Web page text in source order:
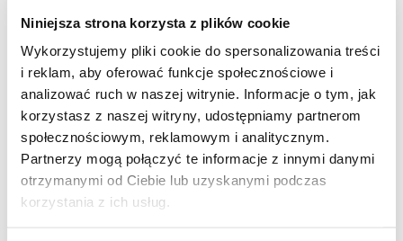
Niniejsza strona korzysta z plików cookie
Wykorzystujemy pliki cookie do spersonalizowania treści
i reklam, aby oferować funkcje społecznościowe i
analizować ruch w naszej witrynie. Informacje o tym, jak
korzystasz z naszej witryny, udostępniamy partnerom
społecznościowym, reklamowym i analitycznym.
Partnerzy mogą połączyć te informacje z innymi danymi
otrzymanymi od Ciebie lub uzyskanymi podczas
korzystania z ich usług.
Perspektywy rozwoju sektora kultury
w Euroregionie Śląsk Cieszyński, Wybrane
zagadnienia
Perspektywy rozwoju sektora kultury w Euroregionie
Śląsk Cieszyński, Wybrane zagadnienia/Joanna
Kurowska – Pysz, Joanna Łodziana – Grabowska,
Zdeněk Mikoláš, Łukasz Wróblewski. – Dąbrowa
Górnicza: Wydawnictwo Naukowe WSB, 2014